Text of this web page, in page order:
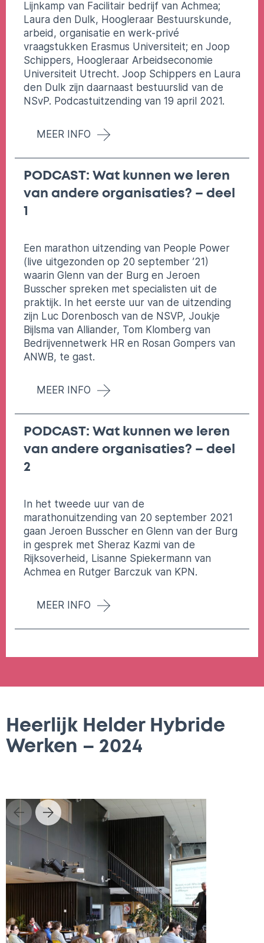
Lijnkamp van Facilitair bedrijf van Achmea;
Laura den Dulk, Hoogleraar Bestuurskunde,
arbeid, organisatie en werk-privé
vraagstukken Erasmus Universiteit; en Joop
Schippers, Hoogleraar Arbeidseconomie
Universiteit Utrecht. Joop Schippers en Laura
den Dulk zijn daarnaast bestuurslid van de
NSvP. Podcastuitzending van 19 april 2021.
MEER INFO
PODCAST: Wat kunnen we leren
van andere organisaties? – deel
1
Een marathon uitzending van People Power
(live uitgezonden op 20 september ’21)
waarin Glenn van der Burg en Jeroen
Busscher spreken met specialisten uit de
praktijk. In het eerste uur van de uitzending
zijn Luc Dorenbosch van de NSVP, Joukje
Bijlsma van Alliander, Tom Klomberg van
Bedrijvennetwerk HR en Rosan Gompers van
ANWB, te gast.
MEER INFO
PODCAST: Wat kunnen we leren
van andere organisaties? – deel
2
In het tweede uur van de
marathonuitzending van 20 september 2021
gaan Jeroen Busscher en Glenn van der Burg
in gesprek met Sheraz Kazmi van de
Rijksoverheid, Lisanne Spiekermann van
Achmea en Rutger Barczuk van KPN.
MEER INFO
Heerlijk Helder Hybride
Werken – 2024